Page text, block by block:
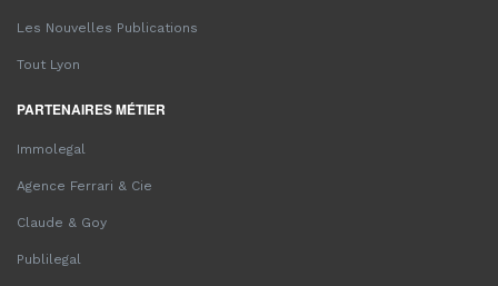
Les Nouvelles Publications
Tout Lyon
PARTENAIRES MÉTIER
Immolegal
Agence Ferrari & Cie
Claude & Goy
Publilegal